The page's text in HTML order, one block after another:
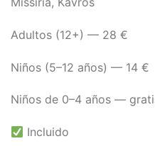
Adultos (12+) — 28 €
Niños (5–12 años) — 14 €
Niños de 0–4 años —
Incluido